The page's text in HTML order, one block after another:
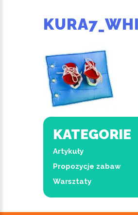
KATEGORIE
Artykuły
Propozycje zabaw
Warsztaty